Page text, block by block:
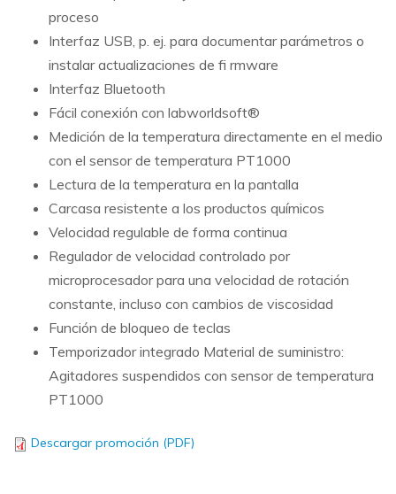
proceso
Interfaz USB, p. ej. para documentar parámetros o
instalar actualizaciones de fi rmware
Interfaz Bluetooth
Fácil conexión con labworldsoft®
Medición de la temperatura directamente en el medio
con el sensor de temperatura PT1000
Lectura de la temperatura en la pantalla
Carcasa resistente a los productos químicos
Velocidad regulable de forma continua
Regulador de velocidad controlado por
microprocesador para una velocidad de rotación
constante, incluso con cambios de viscosidad
Función de bloqueo de teclas
Temporizador integrado Material de suministro:
Agitadores suspendidos con sensor de temperatura
PT1000
Descargar promoción (PDF)